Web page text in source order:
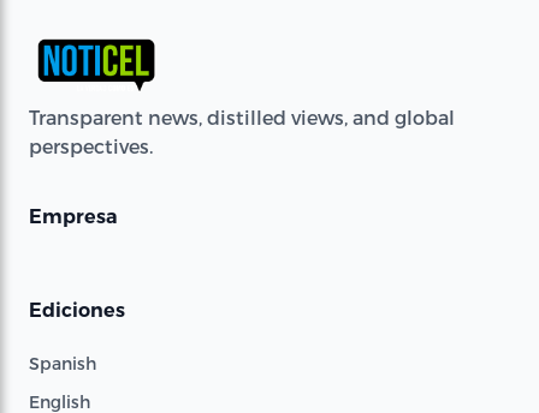
Transparent news, distilled views, and global
perspectives.
Empresa
Ediciones
Spanish
English